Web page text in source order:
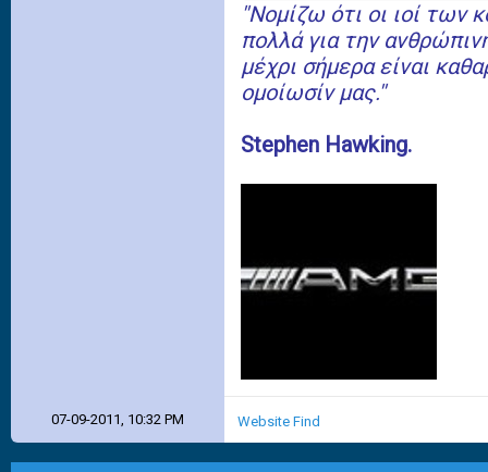
''Νομίζω ότι οι ιοί των
πολλά για την
μέχρι σήμερα είναι
ομοίωσίν μας.''
Stephen Hawking.
07-09-2011, 10:32 PM Website Find